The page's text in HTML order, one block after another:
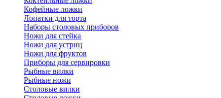
Кофейные ложки
Лопатки для торта
Наборы столовых приборов
Ножи для стейка
Ножи для устриц
Ножи для фруктов
Приборы для сервировки
Рыбные вилки
Рыбные ножи
Столовые вилки